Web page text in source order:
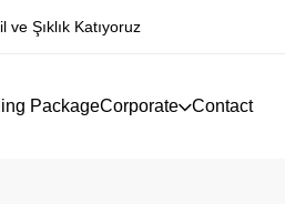
Konforlu Yaşam Alanları
PackageCorporate Contact